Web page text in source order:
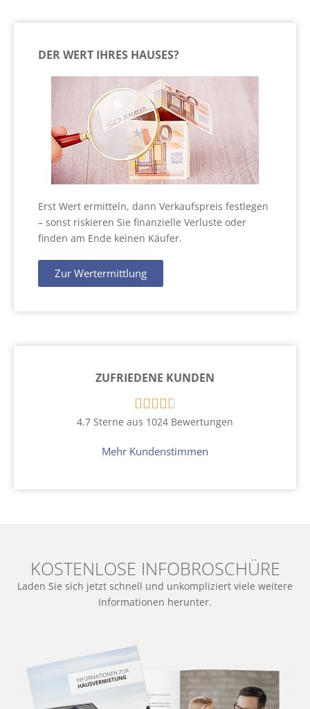
DER WERT IHRES HAUSES?
Erst Wert ermitteln, dann Verkaufspreis festlegen
– sonst riskieren Sie finanzielle Verluste oder
finden am Ende keinen Käufer.
Zur Wertermittlung
ZUFRIEDENE KUNDEN

4.7 Sterne aus 1024 Bewertungen
Mehr Kundenstimmen
KOSTENLOSE INFOBROSCHÜRE
Laden Sie sich jetzt schnell und unkompliziert viele weitere
Informationen herunter.